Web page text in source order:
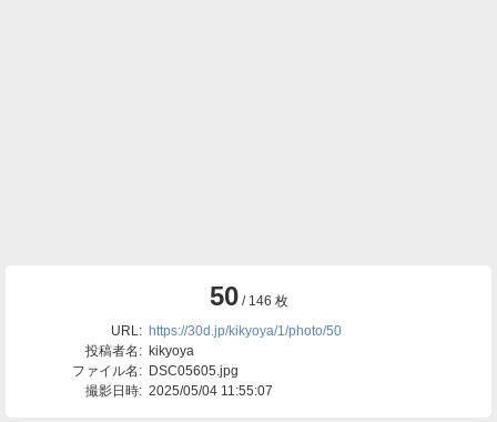
50 / 146 枚
URL: https://30d.jp/kikyoya/1/photo/50
投稿者名: kikyoya
ファイル名: DSC05605.jpg
撮影日時: 2025/05/04 11:55:07